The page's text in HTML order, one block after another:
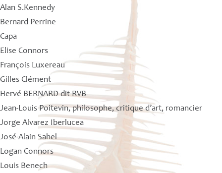
Alan S.Kennedy
Bernard Perrine
Capa
Elise Connors
François Luxereau
Gilles Clément
Hervé BERNARD dit RVB
Jean-Louis Poitevin, philosophe, critique d’art, romancier
Jorge Alvarez Iberlucea
José-Alain Sahel
Logan Connors
Louis Benech